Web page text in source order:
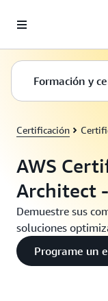
Formación y
Certificación
AWS
Architect
Demuestre sus
soluciones
Programe un